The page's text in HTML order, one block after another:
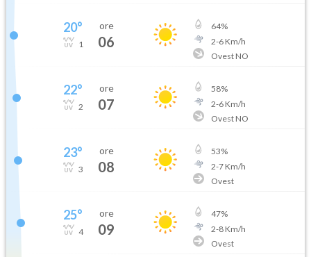
20°
1
ore
06
64%
2-6Km/h
Ovest NO
22°
2
ore
07
58%
2-6Km/h
Ovest NO
23°
3
ore
08
53%
2-7Km/h
Ovest
25°
4
ore
09
47%
2-8Km/h
Ovest